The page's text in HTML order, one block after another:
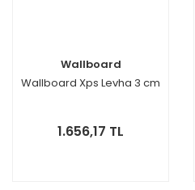
Wallboard
Wallboard Xps Levha 3 cm
1.656,17 TL